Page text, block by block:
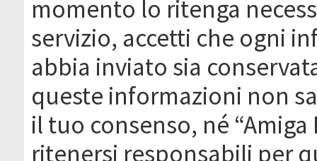
momento lo ritenga
servizio, accetti che ogni
abbia inviato sia
queste informazioni non
il tuo consenso, né
ritenersi responsabili per